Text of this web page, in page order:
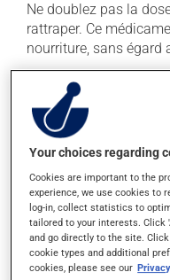
Ne doublez pas la
rattraper. Ce
nourriture, sans égard
Effets indésirables
En plus de ses effets
l'occasion entraîner
secondaires),
il peut causer des
il peut causer de la
il peut faire
sur la peau;
Your choices regarding
Cookies are important to the
experience, we use cookies to
log-in, collect statistics to
tailored to your interests. Click
and go directly to the site.
cookie types and additional
cookies, please see our